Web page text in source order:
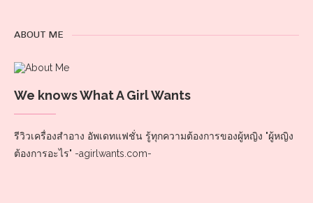
ABOUT ME
We knows What A Girl Wants
รีวิวเครื่องสำอาง อัพเดทแฟชั่น รู้ทุกความต้องการของผู้หญิง "ผู้หญิง
ต้องการอะไร" -agirlwants.com-